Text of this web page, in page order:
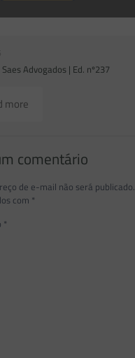
Advogados | Ed. nº237
more
comentário
de e-mail não será publicado.
com *
*